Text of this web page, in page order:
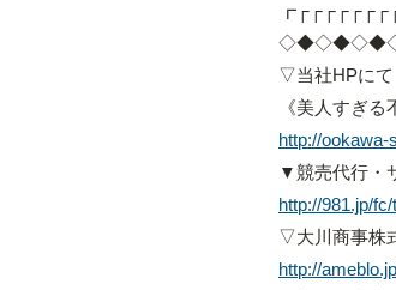
▽当社HPにて
《美人すぎ
http://
▼競売代行・
http://981.jp/
▽大川商事株
http://